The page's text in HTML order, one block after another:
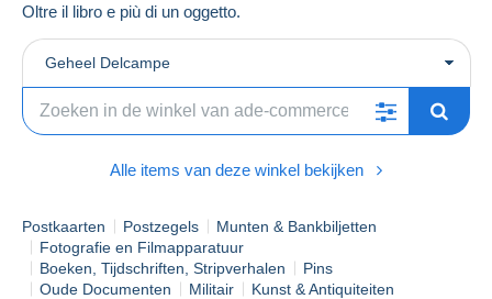
Oltre il libro e più di un oggetto.
Geheel Delcampe
Alle items van deze winkel bekijken
Postkaarten Postzegels
Munten & Bankbiljetten
Fotografie en Filmapparatuur
Boeken, Tijdschriften, Stripverhalen
Pins
Oude Documenten
Militair
Kunst & Antiquiteiten